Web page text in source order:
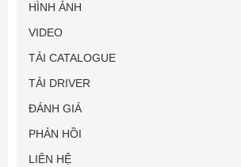
HÌNH ẢNH
VIDEO
TẢI CATALOGUE
TẢI DRIVER
ĐÁNH GIÁ
PHẢN HỒI
LIÊN HỆ